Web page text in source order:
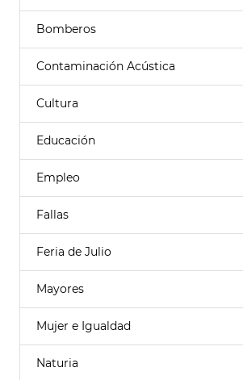
Bomberos
Contaminación Acústica
Cultura
Educación
Empleo
Fallas
Feria de Julio
Mayores
Mujer e Igualdad
Naturia